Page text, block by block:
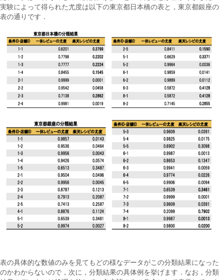
実験によって得られた尤度は以下の東京都日本橋の表と，東京都銀座の
表の通りです．
表の具体的な数値のみを見てもどの様なデータがこの分類結果になった
のかわからないので，次に，分類結果の具体例を挙げます．なお，分類